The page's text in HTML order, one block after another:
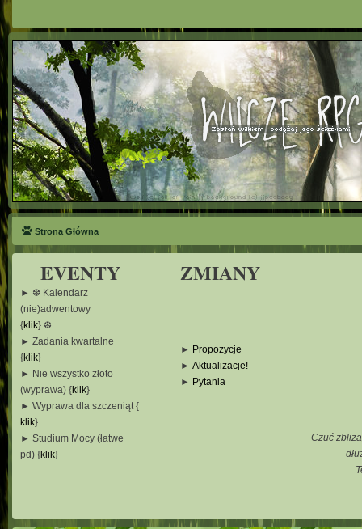
Strona Główna
EVENTY ZMIANY
► ❆ Kalendarz
(nie)adwentowy
{klik} ❆
► Zadania kwartalne
{klik}
► Nie wszystko złoto
(wyprawa) {klik}
► Wyprawa dla szczeniąt {
klik}
► Studium Mocy (łatwe
pd) {klik}
► Propozycje
► Aktualizacje!
► Pytania
Czuć